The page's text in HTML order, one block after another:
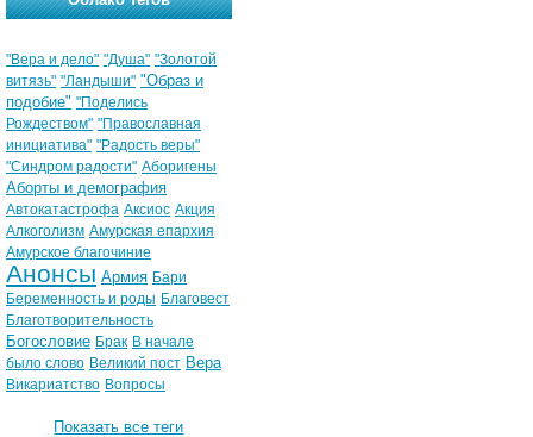
"Вера и дело" "Душа" "Золотой
витязь" "Ландыши" "Образ и
подобие" "Поделись
Рождеством" "Православная
инициатива" "Радость веры"
"Синдром радости" Аборигены
Аборты и демография
Автокатастрофа Аксиос Акция
Алкоголизм Амурская епархия
Амурское благочиние
Анонсы Армия Бари
Беременность и роды Благовест
Благотворительность
Богословие Брак В начале
было слово Великий пост Вера
Викариатство Вопросы
Показать все теги